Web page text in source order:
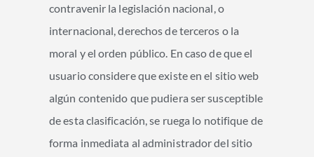
contravenir la legislación nacional, o
internacional, derechos de terceros o la
moral y el orden público. En caso de que el
usuario considere que existe en el sitio web
algún contenido que pudiera ser susceptible
de esta clasificación, se ruega lo notifique de
forma inmediata al administrador del sitio